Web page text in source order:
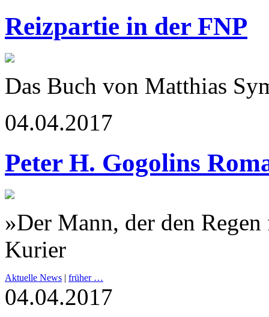
Reizpartie in der FNP
Das Buch von Matthias
04.04.2017
Peter H. Gogolins
»Der Mann, der den
Kurier
Aktuelle News | früher …
04.04.2017